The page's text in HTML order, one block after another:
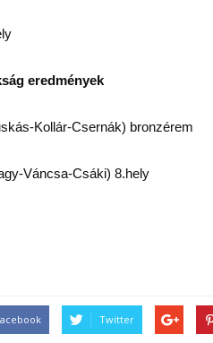
eredmények
Kollár-Csernák) bronzérem
Váncsa-Csáki) 8.hely
Twitter